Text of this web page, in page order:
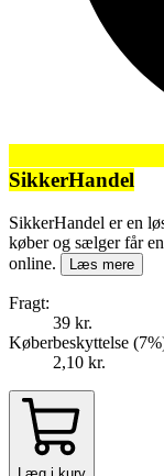
SikkerHandel
SikkerHandel er en
køber og sælger får
online.
Læs mere
Fragt:
39 kr.
Køberbeskyttelse (7%
2,10 kr.